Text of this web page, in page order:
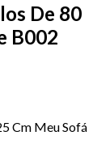
De 80
B002
Cm Meu Sofá